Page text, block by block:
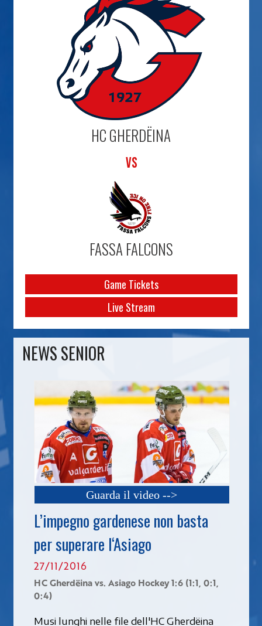
HC GHERDËINA
VS
FASSA FALCONS
Game Tickets
Live Stream
NEWS SENIOR
Guarda il video -->
L’impegno gardenese non basta
per superare l‘Asiago
27/11/2016
HC Gherdëina vs. Asiago Hockey 1:6 (1:1, 0:1,
0:4)
Musi lunghi nelle file dell'HC Gherdëina